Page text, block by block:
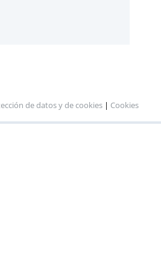
de datos y de cookies | Cookies